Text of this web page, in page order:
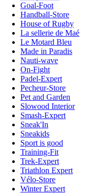
Goal-Foot
Handball-Store
House of Rugby
La sellerie de Maé
Le Motard Bleu
Made in Paradis
Nauti-wave
On-Fight
Padel-Expert
Pecheur-Store
Pet and Garden
Slowood Interior
Smash-Expert
Sneak'In
Sneakids
Sport is good
Training-Fit
Trek-Expert
Triathlon Expert
Vélo-Store
Winter Expert